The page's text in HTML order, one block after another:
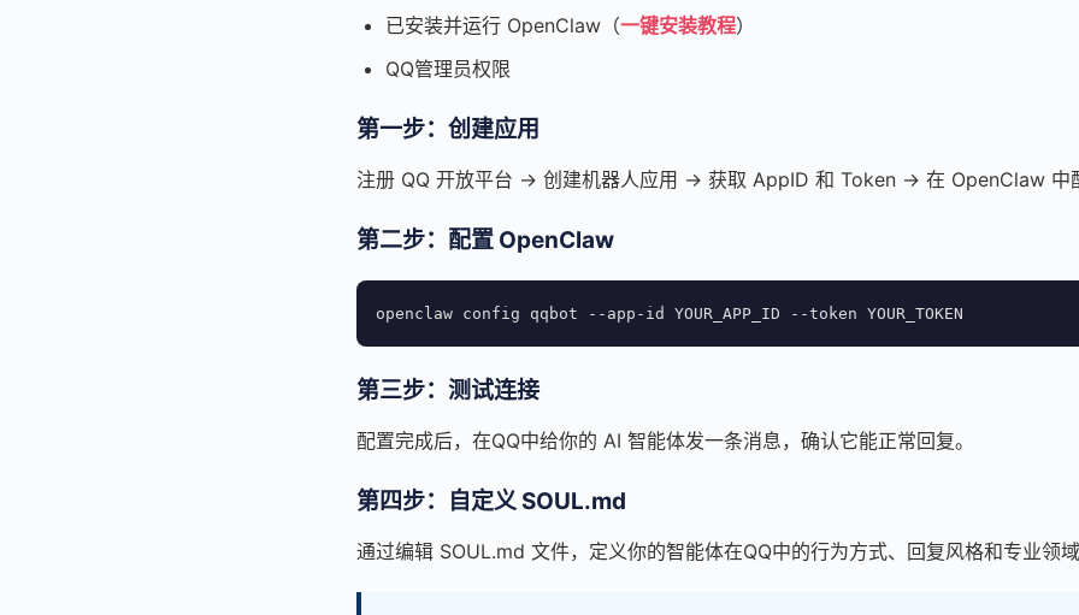
已安装并运行 OpenClaw（一键安装教程）
QQ管理员权限
第一步：创建应用
注册 QQ 开放平台 → 创建机器人应用 → 获取 AppID 和 Token → 在 OpenClaw 中
第二步：配置 OpenClaw
openclaw config qqbot --app-id YOUR_APP_ID --token YOUR_TOKEN
第三步：测试连接
配置完成后，在QQ中给你的 AI 智能体发一条消息，确认它能正常回复。
第四步：自定义 SOUL.md
通过编辑 SOUL.md 文件，定义你的智能体在QQ中的行为方式、回复风格和专业领域